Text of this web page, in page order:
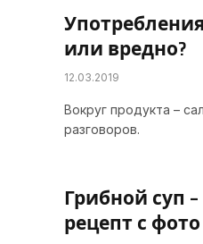
или вредно?
12.03.2019
Вокруг продукта –
разговоров.
Грибной суп
рецепт с фото